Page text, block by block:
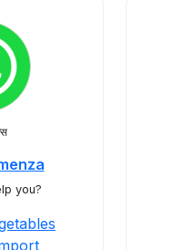
you?